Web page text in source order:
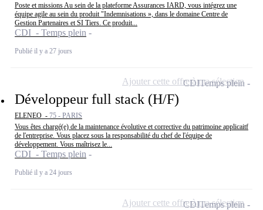
Poste et missions Au sein de la plateforme Assurances IARD, vous intégrez une
équipe agile au sein du produit "Indemnisations », dans le domaine Centre de
Gestion Partenaires et SI Tiers. Ce produit...
CDI - Temps plein
Publié il y a 27 jours
Développeur full stack (H/F)
ELENEO - 75 - PARIS
Vous êtes chargé(e) de la maintenance évolutive et corrective du patrimoine applicaitf
de l'entreprise. Vous placez sous la responsabilité du chef de l'équipe de
développement. Vous maîtrisez le...
CDI - Temps plein
Publié il y a 24 jours
CDITemps plein
Ajouter cette offre à ma sélection
CDITemps plein
Ajouter cette offre à ma sélection